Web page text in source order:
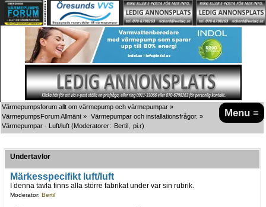
Menu ≡
Värmepumpsforum allt om värmepump och värmepumpar »
VärmepumpsForum Allmänt » Värmepumpar och installationsfrågor. »
Värmepumpar - Luft/luft (Moderatorer: Bertil pi.r)
Undertavlor
Märkesspecifikt luft/luft
I denna tavla finns alla större fabrikat under var sin rubrik.
Moderator: Bertil